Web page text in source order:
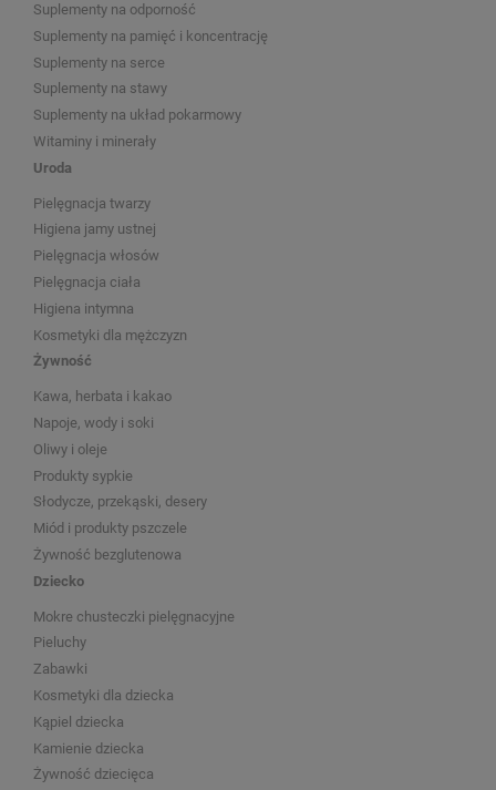
Suplementy na odporność
Suplementy na pamięć i koncentrację
Suplementy na serce
Suplementy na stawy
Suplementy na układ pokarmowy
Witaminy i minerały
Uroda
Pielęgnacja twarzy
Higiena jamy ustnej
Pielęgnacja włosów
Pielęgnacja ciała
Higiena intymna
Kosmetyki dla mężczyzn
Żywność
Kawa, herbata i kakao
Napoje, wody i soki
Oliwy i oleje
Produkty sypkie
Słodycze, przekąski, desery
Miód i produkty pszczele
Żywność bezglutenowa
Dziecko
Mokre chusteczki pielęgnacyjne
Pieluchy
Zabawki
Kosmetyki dla dziecka
Kąpiel dziecka
Kamienie dziecka
Żywność dziecięca